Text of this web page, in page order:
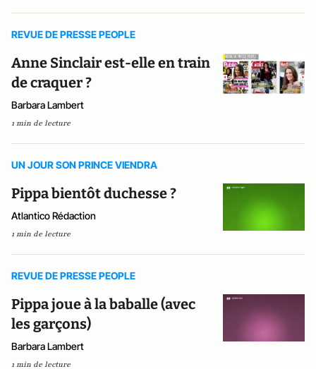
REVUE DE PRESSE PEOPLE
Anne Sinclair est-elle en train
de craquer ?
Barbara Lambert
1 min de lecture
UN JOUR SON PRINCE VIENDRA
Pippa bientôt duchesse ?
Atlantico Rédaction
1 min de lecture
REVUE DE PRESSE PEOPLE
Pippa joue à la baballe (avec
les garçons)
Barbara Lambert
1 min de lecture